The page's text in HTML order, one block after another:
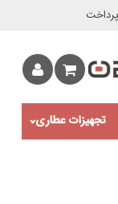
تجهیزات عطاری